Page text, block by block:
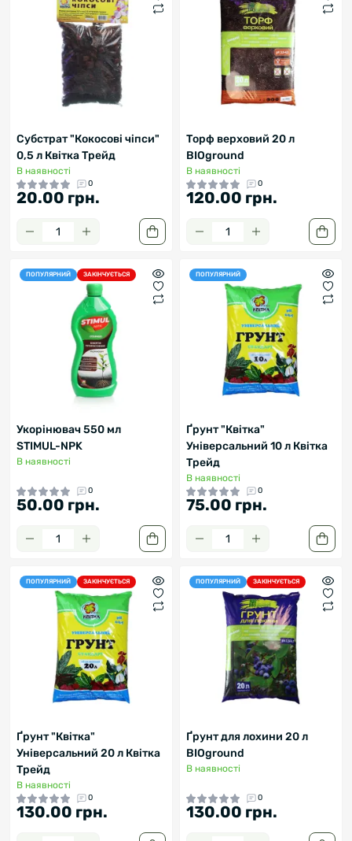
Субстрат "Кокосові чіпси"
0,5 л Квітка Трейд
В наявності
0
20.00 грн.
Торф верховий 20 л
BIOground
В наявності
0
120.00 грн.
ПОПУЛЯРНИЙ ЗАКІНЧУЄТЬСЯ
Укорінювач 550 мл
STIMUL-NPK
В наявності
0
50.00 грн.
ПОПУЛЯРНИЙ
Ґрунт "Квітка"
Універсальний 10 л Квітка
Трейд
В наявності
0
75.00 грн.
ПОПУЛЯРНИЙ ЗАКІНЧУЄТЬСЯ
Ґрунт "Квітка"
Універсальний 20 л Квітка
Трейд
В наявності
0
130.00 грн.
ПОПУЛЯРНИЙ ЗАКІНЧУЄТЬСЯ
Ґрунт для лохини 20 л
BIOground
В наявності
0
130.00 грн.